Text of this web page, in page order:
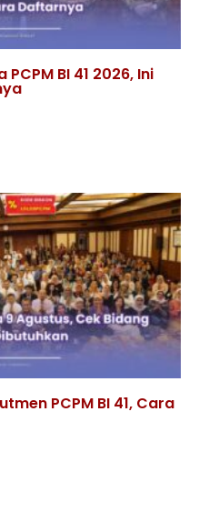
BI 41 2026, Ini
PCPM BI 41, Cara